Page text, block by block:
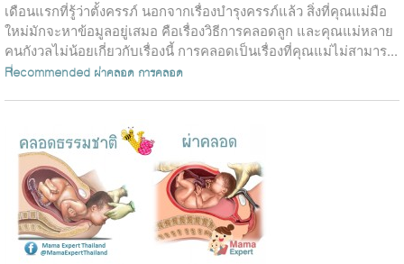
เดือนแรกที่รู้ว่าตั้งครรภ์ นอกจากเรื่องบำรุงครรภ์แล้ว สิ่งที่คุณแม่มือ
ใหม่มักจะหาข้อมูลอยู่เสมอ คือเรื่องวิธีการคลอดลูก และคุณแม่หลาย
คนกังวลไม่น้อยเกี่ยวกับเรื่องนี้ การคลอดเป็นเรื่องที่คุณแม่ไม่สามาร...
Recommended ผ่าคลอด การคลอด